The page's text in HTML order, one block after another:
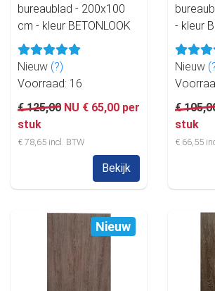
bureaublad - 200x100
cm - kleur BETONLOOK
Nieuw (?)
Voorraad: 16
€ 125,00 NU € 65,00 per
stuk
€ 78,65 incl. BTW
Bekijk
- kleur
Nieuw
€
stuk
€ 66,55
Nieuw